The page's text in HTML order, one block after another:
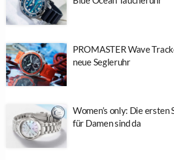
PROMASTER Wave
neue Segleruhr
Women’s only: Die
für Damen sind da